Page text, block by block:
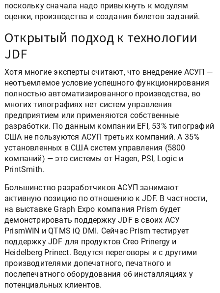
поскольку сначала надо привыкнуть к модулям
оценки, производства и создания билетов заданий.
Открытый подход к технологии
JDF
Хотя многие эксперты считают, что внедрение АСУП —
неотъемлемое условие успешного функционирования
полностью автоматизированного производства, во
многих типографиях нет систем управления
предприятием или применяются собственные
разработки. По данным компании EFI, 53% типографий
США не пользуются АСУП третьих компаний. А 35%
установленных в США систем управления (5800
компаний) — это системы от Hagen, PSI, Logic и
PrintSmith.
Большинство разработчиков АСУП занимают
активную позицию по отношению к JDF. В частности,
на выставке Graph Expo компания Prism будет
демонстрировать поддержку JDF в своих АСУ
PrismWIN и QTMS iQ DMI. Сейчас Prism тестирует
поддержку JDF для продуктов Creo Prinergy и
Heidelberg Prinect. Ведутся переговоры и с другими
производителями допечатного, печатного и
послепечатного оборудования об инсталляциях у
потенциальных клиентов.